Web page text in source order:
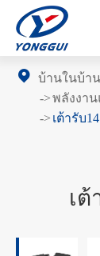
บ้านในบ้าน
พลังงา
เต้ารับ
เต้